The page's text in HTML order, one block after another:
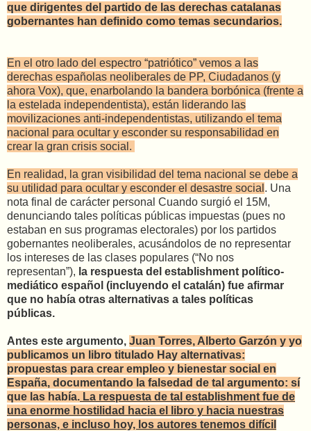
que dirigentes del partido de las derechas catalanas
gobernantes han definido como temas secundarios.
En el otro lado del espectro “patriótico” vemos a las
derechas españolas neoliberales de PP, Ciudadanos (y
ahora Vox), que, enarbolando la bandera borbónica (frente a
la estelada independentista), están liderando las
movilizaciones anti-independentistas, utilizando el tema
nacional para ocultar y esconder su responsabilidad en
crear la gran crisis social.
En realidad, la gran visibilidad del tema nacional se debe a
su utilidad para ocultar y esconder el desastre social . Una
nota final de carácter personal Cuando surgió el 15M,
denunciando tales políticas públicas impuestas (pues no
estaban en sus programas electorales) por los partidos
gobernantes neoliberales, acusándolos de no representar
los intereses de las clases populares (“No nos
representan”), la respuesta del establishment político-
mediático español (incluyendo el catalán) fue afirmar
que no había otras alternativas a tales políticas
públicas.
Antes este argumento, Juan Torres, Alberto Garzón y yo
publicamos un libro titulado Hay alternativas:
propuestas para crear empleo y bienestar social en
España, documentando la falsedad de tal argumento: sí
que las había. La respuesta de tal establishment fue de
una enorme hostilidad hacia el libro y hacia nuestras
personas, e incluso hoy, los autores tenemos difícil